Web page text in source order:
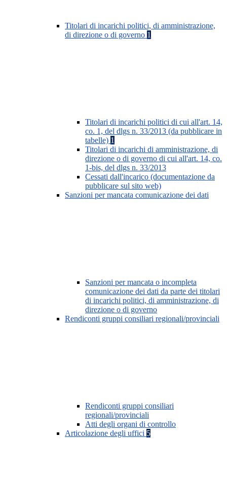
Titolari di incarichi politici, di amministrazione,
di direzione o di governo 1
Titolari di incarichi politici di cui all'art. 14,
co. 1, del dlgs n. 33/2013 (da pubblicare in
tabelle) 1
Titolari di incarichi di amministrazione, di
direzione o di governo di cui all'art. 14, co.
1-bis, del dlgs n. 33/2013
Cessati dall'incarico (documentazione da
pubblicare sul sito web)
Sanzioni per mancata comunicazione dei dati
Sanzioni per mancata o incompleta
comunicazione dei dati da parte dei titolari
di incarichi politici, di amministrazione, di
direzione o di governo
Rendiconti gruppi consiliari regionali/provinciali
Rendiconti gruppi consiliari
regionali/provinciali
Atti degli organi di controllo
Articolazione degli uffici 5